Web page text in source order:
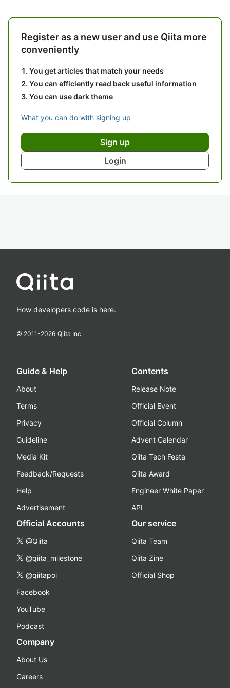
Register as a new user and use Qiita more
conveniently
You get articles that match your needs
You can efficiently read back useful information
You can use dark theme
What you can do with signing up
Sign up
Login
How developers code is here.
© 2011-2026 Qiita Inc.
Guide & Help
About
Terms
Privacy
Guideline
Media Kit
Feedback/Requests
Help
Advertisement
Contents
Release Note
Official Event
Official Column
Advent Calendar
Qiita Tech Festa
Qiita Award
Engineer White Paper
API
Official Accounts
@Qiita
@qiita_milestone
@qiitapoi
Facebook
YouTube
Podcast
Our service
Qiita Team
Qiita Zine
Official Shop
Company
About Us
Careers